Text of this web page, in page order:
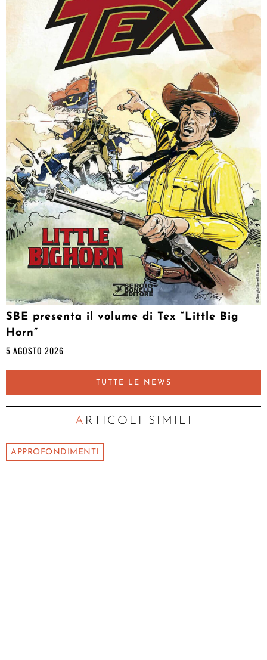
SBE presenta il volume di Tex “Little Big
Horn”
5 AGOSTO 2026
TUTTE LE NEWS
ARTICOLI SIMILI
APPROFONDIMENTI